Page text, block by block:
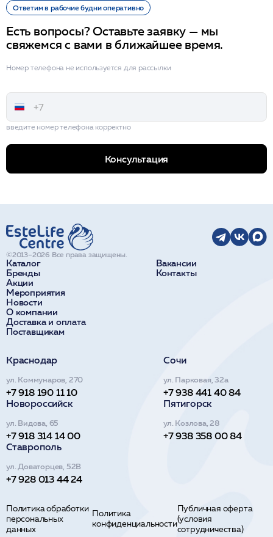
Ответим в рабочие будни оперативно
Есть вопросы? Оставьте заявку — мы
свяжемся с вами в ближайшее время.
Номер телефона не используется для рассылки
введите номер телефона корректно
Консультация
Каталог
Бренды
Акции
Мероприятия
Новости
О компании
Доставка и оплата
Поставщикам
Вакансии
Контакты
©2013–2026 Все права защищены.
Краснодар
ул. Коммунаров, 270
+7 918 190 11 10
Сочи
ул. Парковая, 32а
+7 938 441 40 84
Новороссийск
ул. Видова, 65
+7 918 314 14 00
Пятигорск
ул. Козлова, 28
+7 938 358 00 84
Ставрополь
ул. Доваторцев, 52В
+7 928 013 44 24
Политика обработки
персональных
данных
Политика
конфиденциальности
Публичная оферта
(условия
сотрудничества)